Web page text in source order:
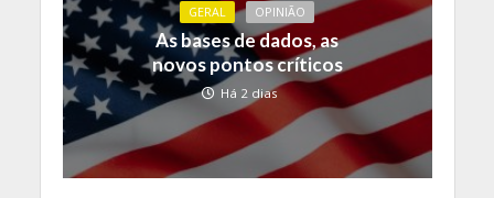
GERAL OPINIÃO
As bases de dados, as
novos pontos críticos
Há 2 dias